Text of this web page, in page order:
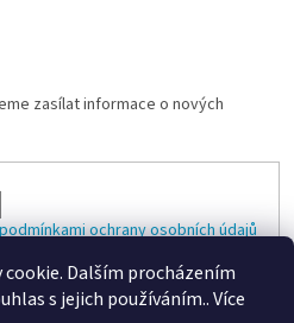
Dalším procházením
s jejich používáním.. Více
zasílat informace o nových
ochrany osobních údajů